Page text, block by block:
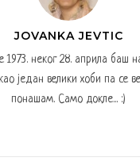
JOVANKA JEVTIC
1973. неког 28. априла баш
један велики хоби па се
понашам. Само докле... :)